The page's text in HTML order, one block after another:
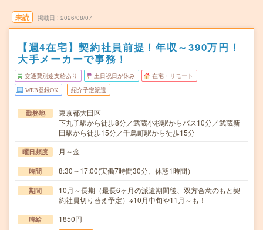
未読 掲載日 2026/08/07
【週4在宅】契約社員前提！年収～390万円！
大手メーカーで事務！
交通費別途支給あり 土日祝日が休み 在宅・リモート
WEB登録OK 紹介予定派遣
勤務地
東京都大田区
下丸子駅から徒歩8分／武蔵小杉駅からバス10分／武蔵新
田駅から徒歩15分／千鳥町駅から徒歩15分
曜日頻度 月～金
時間 8:30～17:00(実働7時間30分、休憩1時間）
期間
10月～長期（最長6ヶ月の派遣期間後、双方合意のもと契
約社員切り替え予定）※10月中旬や11月～も！
時給 1850円